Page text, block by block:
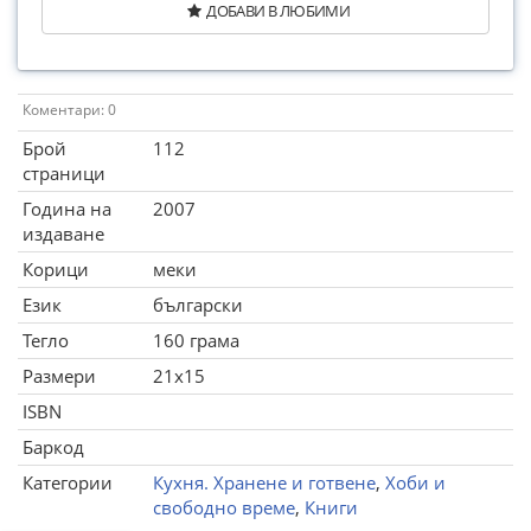
ДОБАВИ В ЛЮБИМИ
Коментари: 0
Брой
страници
112
Година на
издаване
2007
Корици
меки
Език
български
Тегло
160 грама
Размери
21x15
ISBN
Баркод
Категории
Кухня. Хранене и готвене, Хоби и
свободно време, Книги